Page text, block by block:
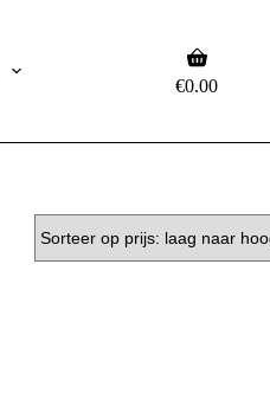
€0.00